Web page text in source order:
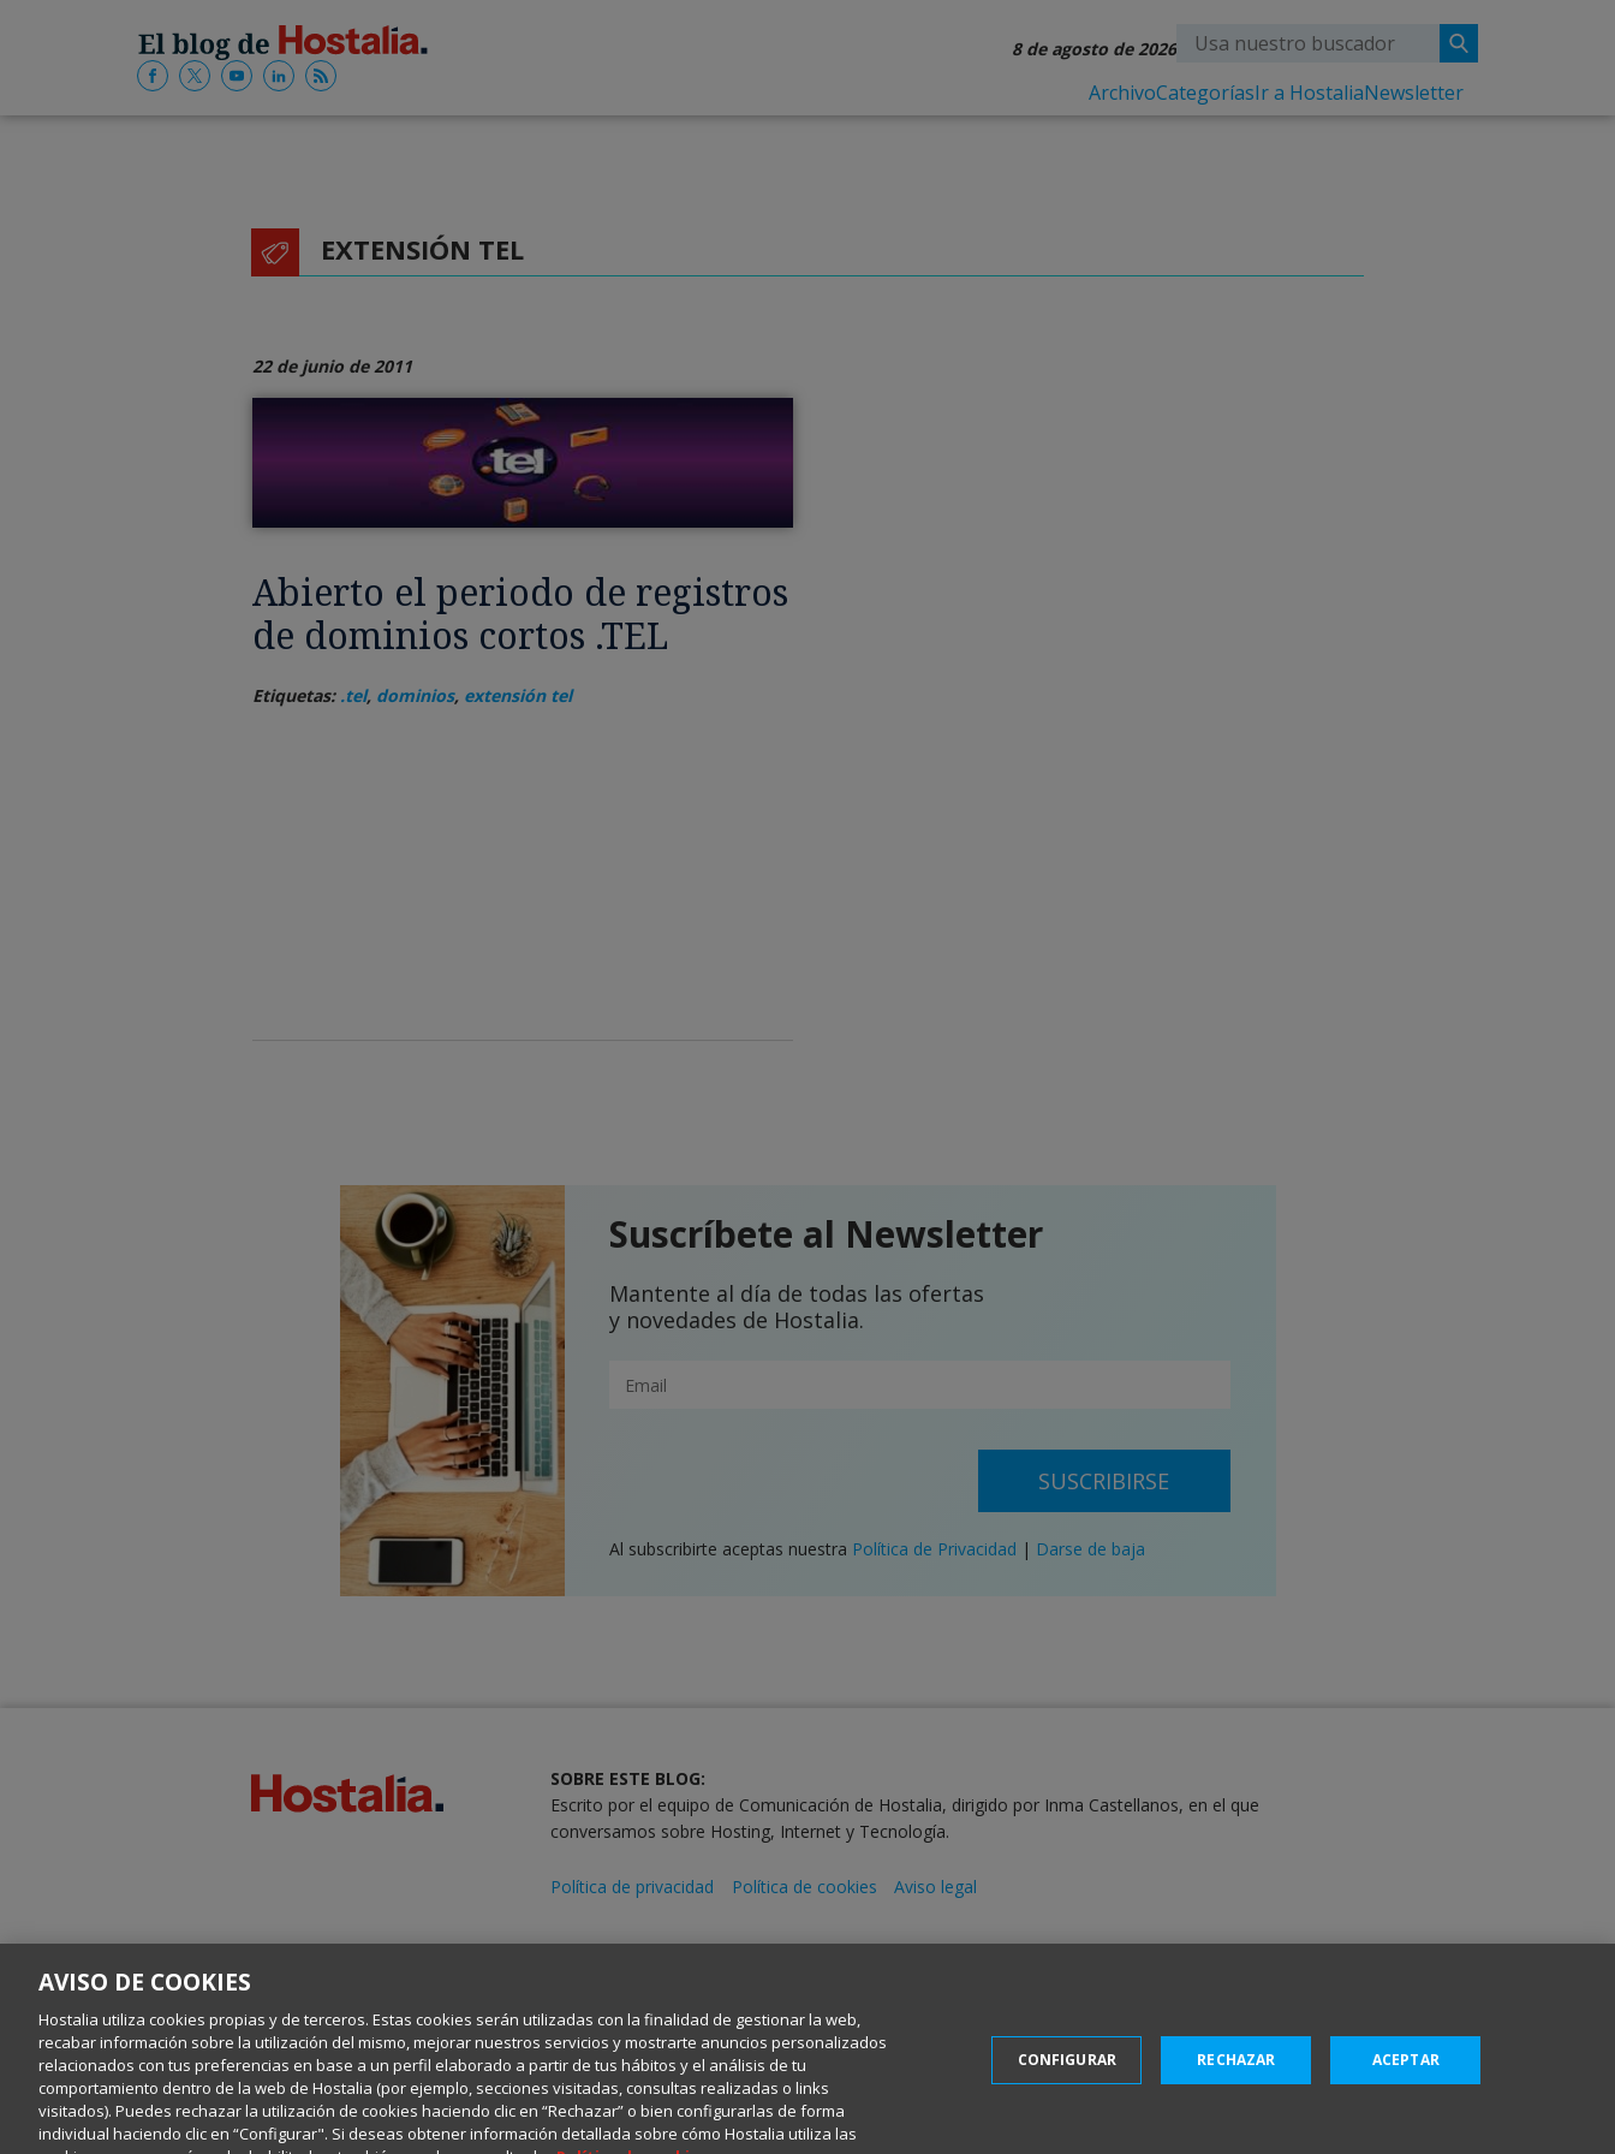
8 de agosto de 2026
ArchivoCategoríasIr a HostaliaNewsletter
EXTENSIÓN TEL
22 de junio de 2011
Abierto el periodo de registros
de dominios cortos .TEL
Etiquetas: .tel, dominios, extensión tel
Suscríbete al Newsletter
Mantente al día de todas las ofertas
y novedades de Hostalia.
SUSCRIBIRSE
Al subscribirte aceptas nuestra Política de Privacidad | Darse de baja
SOBRE ESTE BLOG:
Escrito por el equipo de Comunicación de Hostalia, dirigido por Inma Castellanos, en el que
conversamos sobre Hosting, Internet y Tecnología.
Política de privacidad Política de cookies Aviso legal
Todos los Derechos Reservados
AVISO DE COOKIES
Hostalia utiliza cookies propias y de terceros. Estas cookies serán utilizadas con la finalidad de gestionar la web,
recabar información sobre la utilización del mismo, mejorar nuestros servicios y mostrarte anuncios personalizados
relacionados con tus preferencias en base a un perfil elaborado a partir de tus hábitos y el análisis de tu
comportamiento dentro de la web de Hostalia (por ejemplo, secciones visitadas, consultas realizadas o links
visitados). Puedes rechazar la utilización de cookies haciendo clic en “Rechazar” o bien configurarlas de forma
individual haciendo clic en “Configurar". Si deseas obtener información detallada sobre cómo Hostalia utiliza las
CONFIGURAR RECHAZAR ACEPTAR